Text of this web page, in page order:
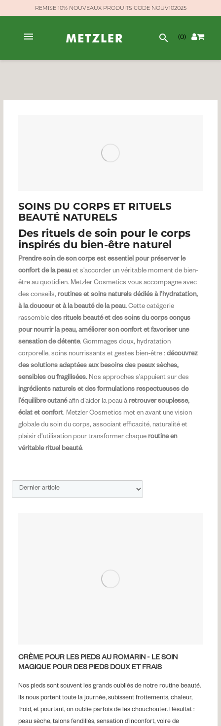
REMISE 10% NOUVEAUX PRODUITS CODE NOUV102025
search (0)
SOINS DU CORPS ET RITUELS
BEAUTÉ NATURELS
Des rituels de soin pour le corps
inspirés du bien-être naturel
Prendre soin de son corps est essentiel pour préserver le
confort de la peau et s’accorder un véritable moment de bien-
être au quotidien. Metzler Cosmetics vous accompagne avec
des conseils, routines et soins naturels dédiés à l’hydratation,
à la douceur et à la beauté de la peau.Cette catégorie
rassembledes rituels beauté et des soins du corps conçus
pour nourrir la peau, améliorer son confort et favoriser une
sensation de détente. Gommages doux, hydratation
corporelle, soins nourrissants et gestes bien-être :découvrez
des solutions adaptées aux besoins des peaux sèches,
sensibles ou fragilisées. Nos approches s’appuient sur des
ingrédients naturels et des formulations respectueuses de
l’équilibre cutanéafin d’aider la peau à retrouver souplesse,
éclat et confort. Metzler Cosmetics met en avant une vision
globale du soin du corps, associant efficacité, naturalité et
plaisir d’utilisation pour transformer chaque routine en
véritable rituel beauté.
CRÈME POUR LES PIEDS AU ROMARIN - LE SOIN
MAGIQUE POUR DES PIEDS DOUX ET FRAIS
Nos pieds sont souvent les grands oubliés de notre routine beauté.
Ils nous portent toute la journée, subissent frottements, chaleur,
froid, et pourtant, on oublie parfois de les chouchouter. Résultat :
peau sèche, talons fendillés, sensation d’inconfort, voire de